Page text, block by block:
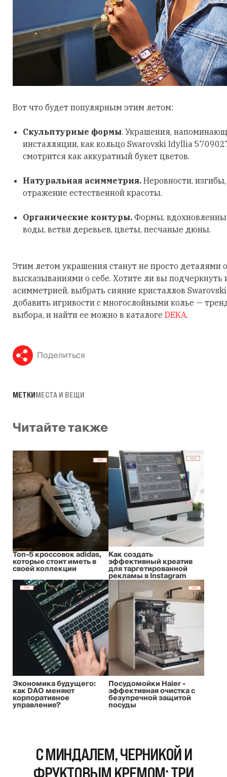
Вот что будет популярным этим летом:
Скульптурные формы. Украшения,
инсталляции, как кольцо Swarovski Idyllia
смотрится как аккуратный букет цветов.
Натуральная асимметрия. Неровности,
отражение естественной красоты.
Органические контуры. Формы,
воды, ветви деревьев, цветы, песчаные дюны.
Этим летом украшения станут не просто деталями
высказываниями о себе. Хотите ли вы подчеркнуть
асимметрией, выбрать сияние кристаллов
добавить игривости с многослойными колье —
выбора, и найти ее можно в каталоге DEKA.
Поделиться
МЕТКИМЕСТА И ВЕЩИ
Читайте также
Топ-5 кроссовок adidas,
которые стоит иметь в
своей коллекции
Как создать
эффективный креатив
для таргетированной
рекламы в Instagram
Экономика будущего:
как DAO меняют
корпоративное
управление?
Посудомойки Haier -
эффективная очистка с
безупречной защитой
посуды
С МИНДАЛЕМ, ЧЕРНИКОЙ И
ФРУКТОВЫМ КРЕМОМ: ТРИ